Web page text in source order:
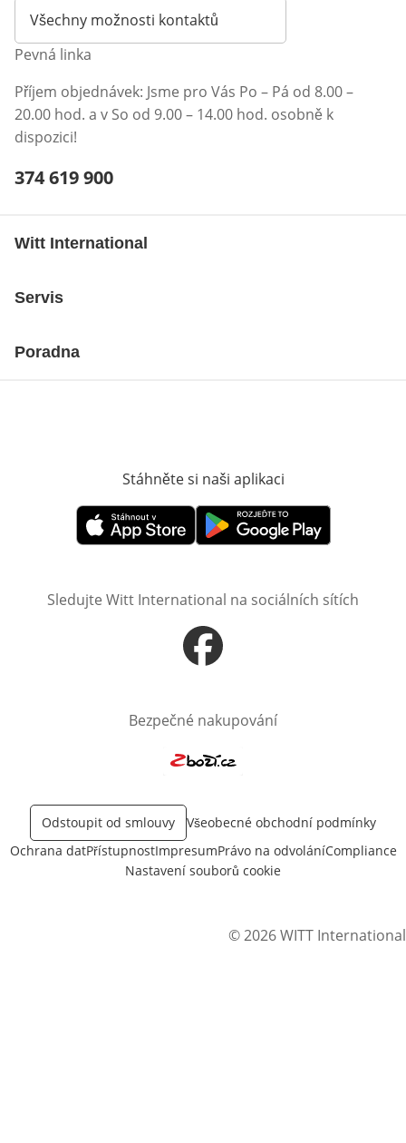
Všechny možnosti kontaktů
Pevná linka
Příjem objednávek: Jsme pro Vás Po – Pá od 8.00 –
20.00 hod. a v So od 9.00 – 14.00 hod. osobně k
dispozici!
Telefonní číslo:
374 619 900
Witt International
Servis
Poradna
Stáhněte si naši aplikaci
Otevře v novém okněOtevře v novém okně
Sledujte Witt International na sociálních sítích
Otevře v novém okně
Bezpečné nakupování
Odstoupit od smlouvy
Všeobecné obchodní podmínky
Ochrana datPřístupnostImpresumPrávo na odvoláníCompliance
Nastavení souborů cookie
© 2026 WITT International